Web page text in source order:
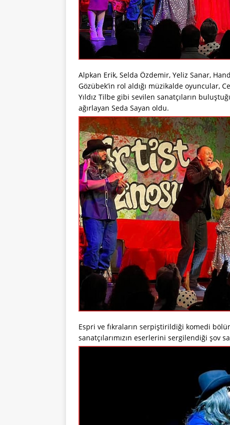
Alpkan Erik, Selda Özdemir, Yeliz Sanar,
Gözübek’in rol aldığı müzikalde oyuncular,
Yıldız Tilbe gibi sevilen sanatçıların
ağırlayan Seda Sayan oldu.
Espri ve fıkraların serpiştirildiği komedi
sanatçılarımızın eserlerini sergilendiği şov